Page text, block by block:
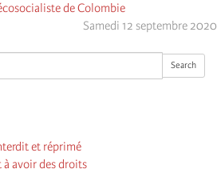
Search
et réprimé
avoir des droits
de Colombie
Samedi 12 septembre 2020